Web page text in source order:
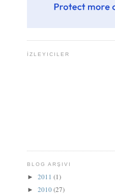
İZLEYICILER
BLOG ARŞIVI
► 2011 (1)
► 2010(27)